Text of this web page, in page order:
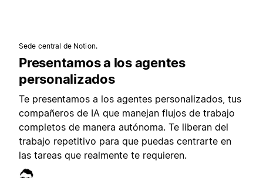
Sede central de Notion.
Presentamos a los agentes
personalizados
Te presentamos a los agentes personalizados, tus
compañeros de IA que manejan flujos de trabajo
completos de manera autónoma. Te liberan del
trabajo repetitivo para que puedas centrarte en
las tareas que realmente te requieren.